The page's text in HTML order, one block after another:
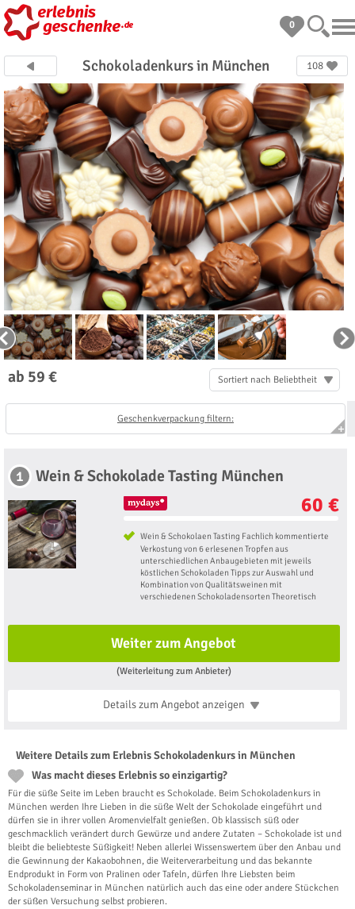
0
Schokoladenkurs in München 108
ab 59 € Sortiert nach Beliebtheit
Geschenkverpackung filtern:
1 Wein & Schokolade Tasting München
60 €
Wein & Schokolaen Tasting Fachlich kommentierte
Verkostung von 6 erlesenen Tropfen aus
unterschiedlichen Anbaugebieten mit jeweils
köstlichen Schokoladen Tipps zur Auswahl und
Kombination von Qualitätsweinen mit
verschiedenen Schokoladensorten Theoretisch
Weiter zum Angebot
(Weiterleitung zum Anbieter)
Details zum Angebotanzeigen
Weitere Details zum Erlebnis Schokoladenkurs in München
Was macht dieses Erlebnis so einzigartig?
Für die süße Seite im Leben braucht es Schokolade. Beim Schokoladenkurs in
München werden Ihre Lieben in die süße Welt der Schokolade eingeführt und
dürfen sie in ihrer vollen Aromenvielfalt genießen. Ob klassisch süß oder
geschmacklich verändert durch Gewürze und andere Zutaten – Schokolade ist und
bleibt die beliebteste Süßigkeit! Neben allerlei Wissenswertem über den Anbau und
die Gewinnung der Kakaobohnen, die Weiterverarbeitung und das bekannte
Endprodukt in Form von Pralinen oder Tafeln, dürfen Ihre Liebsten beim
Schokoladenseminar in München natürlich auch das eine oder andere Stückchen
der süßen Versuchung selbst probieren.